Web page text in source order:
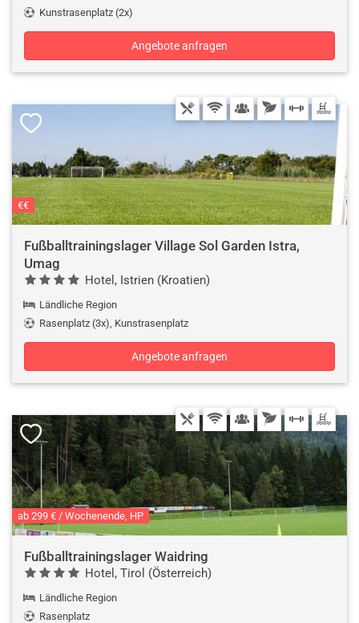
Kunstrasenplatz (2x)
Angebote anfragen
€€
Fußballtrainingslager Village Sol Garden Istra,
Umag
Hotel, Istrien (Kroatien)
Ländliche Region
Rasenplatz (3x), Kunstrasenplatz
Angebote anfragen
ab 299 € / Wochenende, HP
Fußballtrainingslager Waidring
Hotel, Tirol (Österreich)
Ländliche Region
Rasenplatz